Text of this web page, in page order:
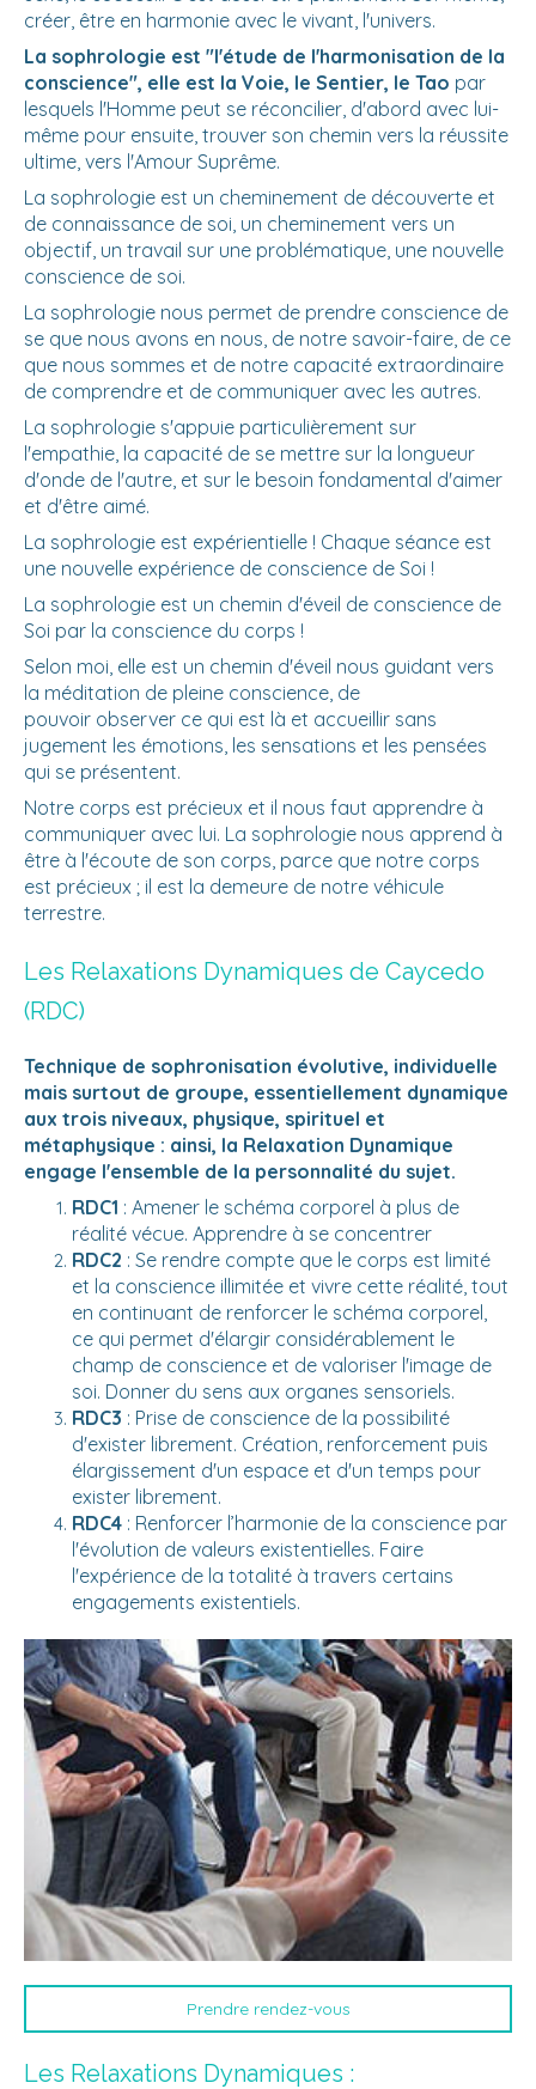
créer, être en harmonie avec le vivant, l'univers.
La sophrologie est "l'étude de l'harmonisation de la
conscience", elle est la Voie, le Sentier, le Tao par
lesquels l'Homme peut se réconcilier, d'abord avec lui-
même pour ensuite, trouver son chemin vers la réussite
ultime, vers l'Amour Suprême.
La sophrologie est un cheminement de découverte et
de connaissance de soi, un cheminement vers un
objectif, un travail sur une problématique, une nouvelle
conscience de soi.
La sophrologie nous permet de prendre conscience de
se que nous avons en nous, de notre savoir-faire, de ce
que nous sommes et de notre capacité extraordinaire
de comprendre et de communiquer avec les autres.
La sophrologie s'appuie particulièrement sur
l'empathie, la capacité de se mettre sur la longueur
d'onde de l'autre, et sur le besoin fondamental d'aimer
et d'être aimé.
La sophrologie est expérientielle ! Chaque séance est
une nouvelle expérience de conscience de Soi !
La sophrologie est un chemin d'éveil de conscience de
Soi par la conscience du corps !
Selon moi, elle est un chemin d'éveil nous guidant vers
la méditation de pleine conscience, de
pouvoir observer ce qui est là et accueillir sans
jugement les émotions, les sensations et les pensées
qui se présentent.
Notre corps est précieux et il nous faut apprendre à
communiquer avec lui. La sophrologie nous apprend à
être à l'écoute de son corps, parce que notre corps
est précieux ; il est la demeure de notre véhicule
terrestre.
Les Relaxations Dynamiques de Caycedo
(RDC)
Technique de sophronisation évolutive, individuelle
mais surtout de groupe, essentiellement dynamique
aux trois niveaux, physique, spirituel et
métaphysique : ainsi, la Relaxation Dynamique
engage l'ensemble de la personnalité du sujet.
RDC1 : Amener le schéma corporel à plus de
réalité vécue. Apprendre à se concentrer
RDC2 : Se rendre compte que le corps est limité
et la conscience illimitée et vivre cette réalité, tout
en continuant de renforcer le schéma corporel,
ce qui permet d'élargir considérablement le
champ de conscience et de valoriser l'image de
soi. Donner du sens aux organes sensoriels.
RDC3 : Prise de conscience de la possibilité
d'exister librement. Création, renforcement puis
élargissement d'un espace et d'un temps pour
exister librement.
RDC4 : Renforcer l’harmonie de la conscience par
l'évolution de valeurs existentielles. Faire
l'expérience de la totalité à travers certains
engagements existentiels.
Prendre rendez-vous
Les Relaxations Dynamiques :